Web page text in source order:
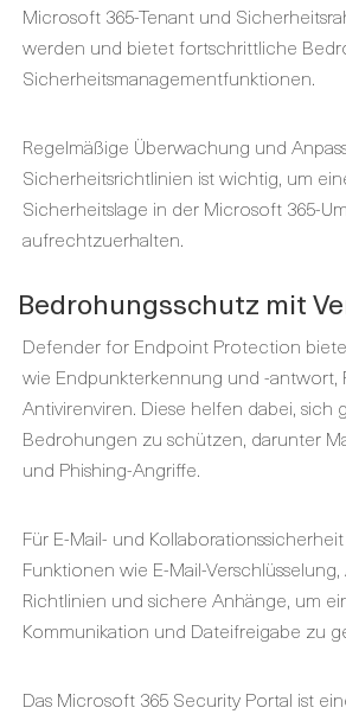
Microsoft 365-Tenant und
werden und bietet fortschrittliche
Sicherheitsmanagementfunktionen.
Regelmäßige Überwachung und
Sicherheitsrichtlinien ist wichtig, um
Sicherheitslage in der Microsoft 365-
aufrechtzuerhalten.
Bedrohungsschutz mit
Defender for Endpoint Protection
wie Endpunkterkennung und -antwort,
Antivirenviren. Diese helfen dabei, sich
Bedrohungen zu schützen, darunter
und Phishing-Angriffe.
Für E-Mail- und
Funktionen wie E-Mail-
Richtlinien und sichere Anhänge, um
Kommunikation und Dateifreigabe zu
Das Microsoft 365 Security Portal ist